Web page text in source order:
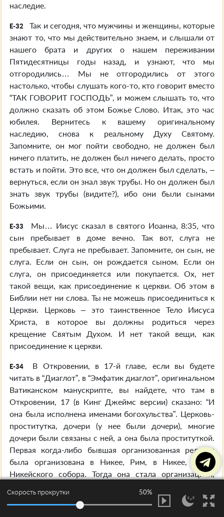
наследие.
E-32
Так и сегодня, что мужчины и женщины, которые
знают то, что мы действительно знаем, и слышали от
нашего брата и других о нашем переживании
Пятидесятницы годы назад, и узнают, что мы
отгородились… Мы не отгородились от этого
настолько, чтобы слушать кого-то, кто говорит вместо
“ТАК ГОВОРИТ ГОСПОДЬ”, и можем слышать то, что
должно сказать об этом Божье Слово. Итак, это час
юбилея. Вернитесь к вашему оригинальному
наследию, снова к реальному Духу Святому.
Запомните, он мог пойти свободно, не должен был
ничего платить, не должен был ничего делать, просто
встать и пойти. Это все, что он должен был сделать, –
вернуться, если он знал звук трубы. Но он должен был
знать звук трубы (видите?), ибо они были сынами
Божьими.
E-33
Мы… Иисус сказал в святого Иоанна, 8:35, что
сын пребывает в доме вечно. Так вот, слуга не
пребывает. Слуга не пребывает. Запомните, он сын, не
слуга. Если он сын, он рождается сыном. Если он
слуга, он присоединяется или покупается. Ох, нет
такой вещи, как присоединение к церкви. Об этом в
Библии нет ни слова. Ты не можешь присоединиться к
Церкви. Церковь – это таинственное Тело Иисуса
Христа, в которое вы должны родиться через
крещение Святым Духом. И нет такой вещи, как
присоединение к церкви.
E-34
В Откровении, в 17-й главе, если вы будете
читать в “Диаглот”, в “Эмфатик диаглот”, оригинальном
Ватиканском манускрипте, вы найдете, что там в
Откровении, 17 (в Кинг Джеймс версии) сказано: “И
она была исполнена именами богохульства”. Церковь-
проститутка, дочери (у нее были дочери), многие
дочери были связаны с ней, а она была проституткой.
Первая когда-либо бывшая организованная религия
была организована в Никее, Рим, в Никее, после
Никейского собора. Тогда она стала организацией,
нее были дочери. И вы видите, что там, в Кинг
Джеймс, помещено: “Она имела имена богохульства”.
Скорость прокрутки 50%